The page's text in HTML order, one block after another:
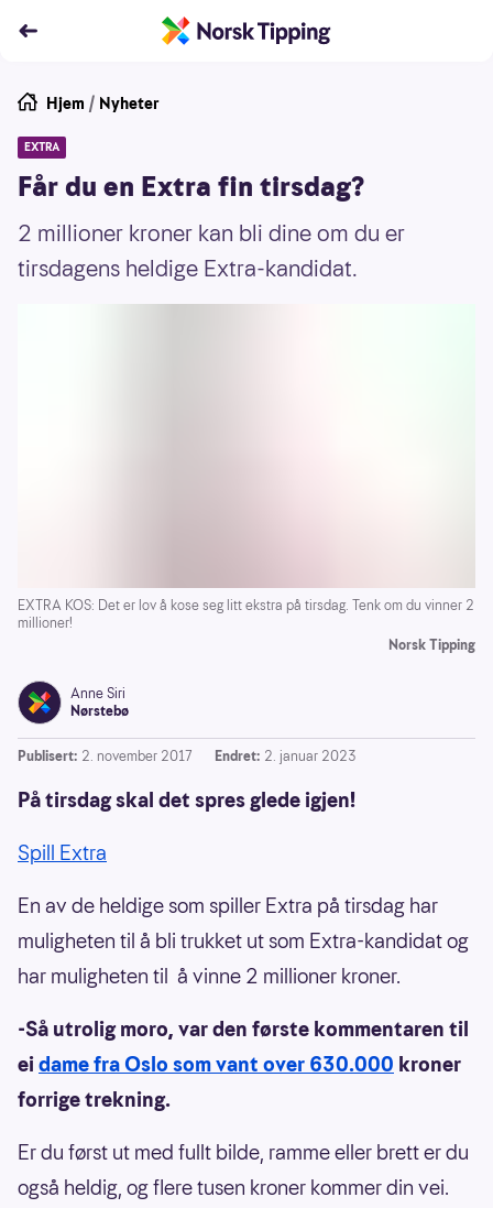
Hjem / Nyheter
EXTRA
Får du en Extra fin tirsdag?
2 millioner kroner kan bli dine om du er
tirsdagens heldige Extra-kandidat.
EXTRA KOS: Det er lov å kose seg litt ekstra på tirsdag. Tenk om du vinner 2
millioner!
Norsk Tipping
Anne Siri
Nørstebø
Publisert: 2. november 2017 Endret: 2. januar 2023
På tirsdag skal det spres glede igjen!
Spill Extra
En av de heldige som spiller Extra på tirsdag har
muligheten til å bli trukket ut som Extra-kandidat og
har muligheten til å vinne 2 millioner kroner.
-Så utrolig moro, var den første kommentaren til
eidame fra Oslo som vant over 630.000 kroner
forrige trekning.
Er du først ut med fullt bilde, ramme eller brett er du
også heldig, og flere tusen kroner kommer din vei.